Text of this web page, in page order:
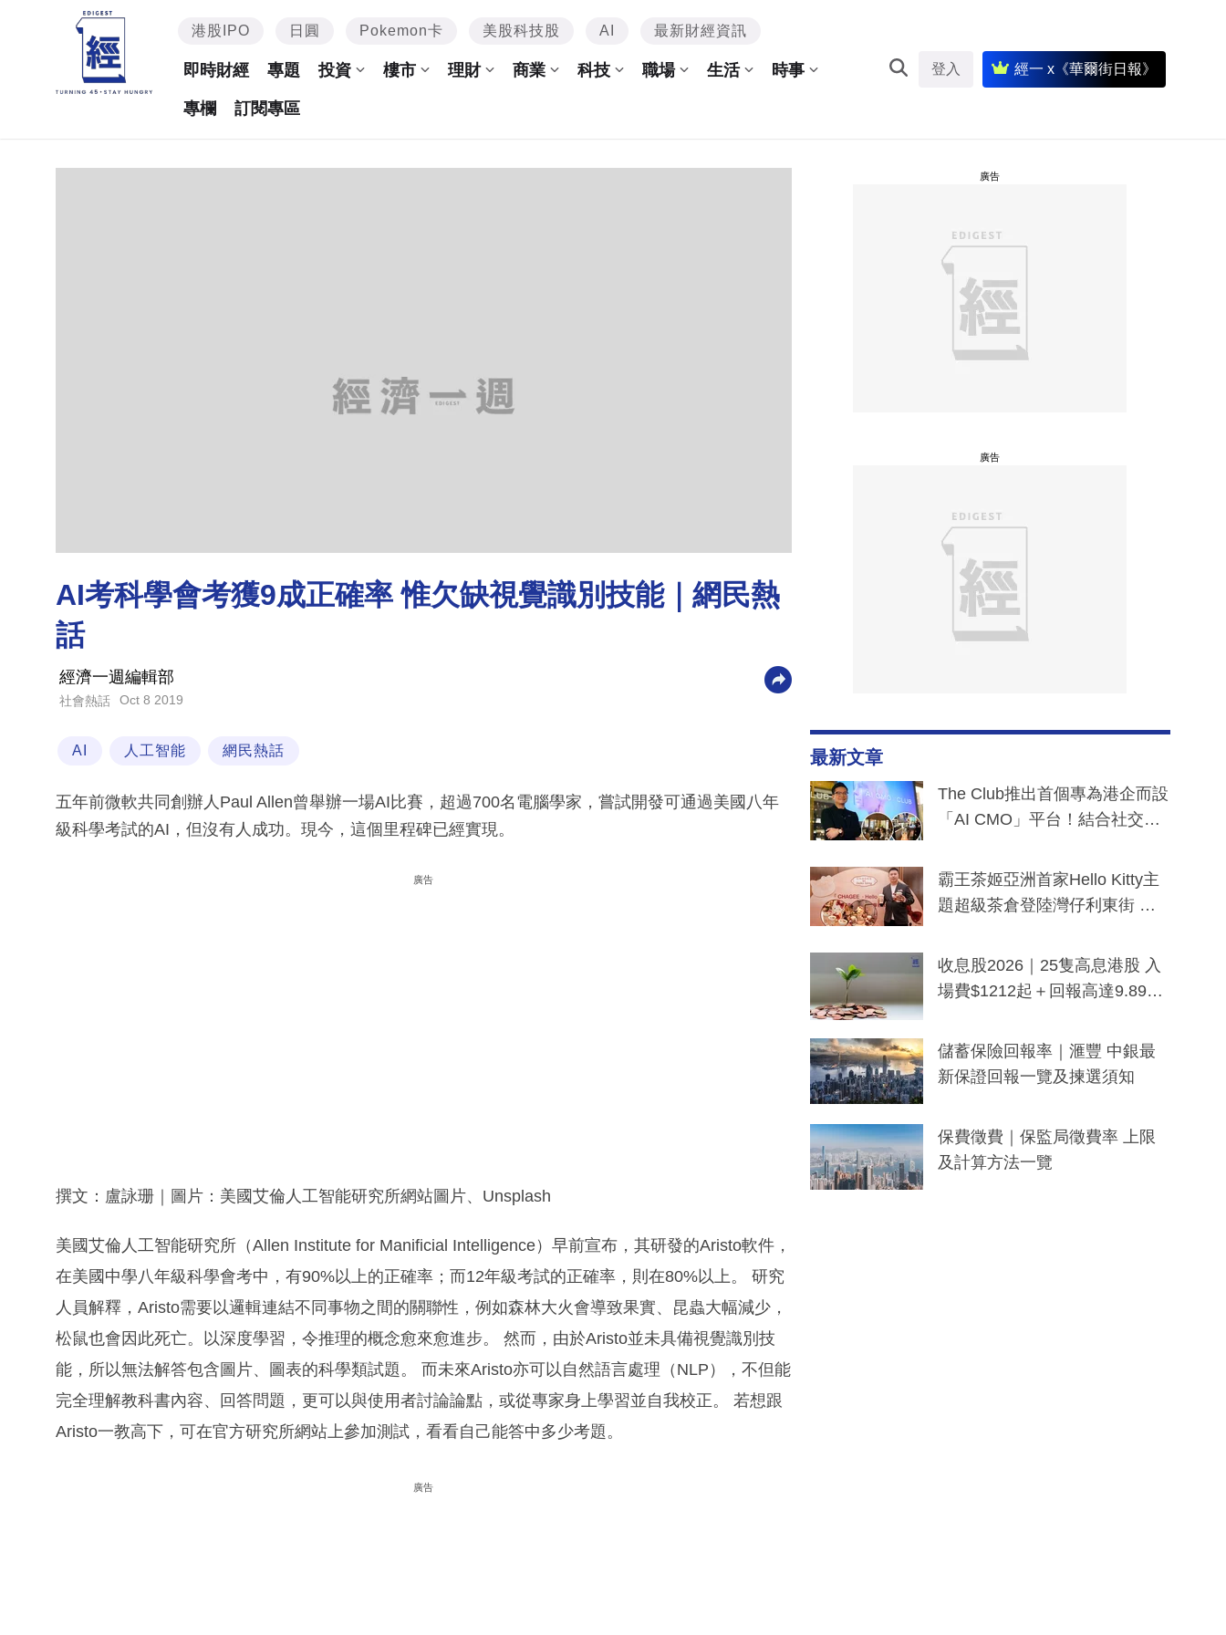
港股IPO 日圓 Pokemon卡 美股科技股 AI 最新財經資訊
即時財經 專題 投資 樓市 理財 商業 科技 職場 生活 時事
專欄 訂閱專區
登入 經一 x《華爾街日報》
AI考科學會考獲9成正確率 惟欠缺視覺識別技能｜網民熱
話
經濟一週編輯部
社會熱話 Oct 8 2019
AI 人工智能 網民熱話
五年前微軟共同創辦人Paul Allen曾舉辦一場AI比賽，超過700名電腦學家，嘗試開發可通過美國八年
級科學考試的AI，但沒有人成功。現今，這個里程碑已經實現。
廣告
撰文：盧詠珊｜圖片：美國艾倫人工智能研究所網站圖片、Unsplash
美國艾倫人工智能研究所（Allen Institute for Manificial Intelligence）早前宣布，其研發的Aristo軟件，
在美國中學八年級科學會考中，有90%以上的正確率；而12年級考試的正確率，則在80%以上。 研究
人員解釋，Aristo需要以邏輯連結不同事物之間的關聯性，例如森林大火會導致果實、昆蟲大幅減少，
松鼠也會因此死亡。以深度學習，令推理的概念愈來愈進步。 然而，由於Aristo並未具備視覺識別技
能，所以無法解答包含圖片、圖表的科學類試題。 而未來Aristo亦可以自然語言處理（NLP），不但能
完全理解教科書內容、回答問題，更可以與使用者討論論點，或從專家身上學習並自我校正。 若想跟
Aristo一教高下，可在官方研究所網站上參加測試，看看自己能答中多少考題。
廣告
廣告
廣告
最新文章
The Club推出首個專為港企而設
「AI CMO」平台！結合社交聆
分鐘生成「貼地」宣傳短片
霸王茶姬亞洲首家Hello Kitty主
題超級茶倉登陸灣仔利東街 推
y及香港限定特調系列
收息股2026｜25隻高息港股 入
場費$1212起＋回報高達9.89
儲蓄保險回報率｜滙豐 中銀最
新保證回報一覽及揀選須知
保費徵費｜保監局徵費率 上限
及計算方法一覽